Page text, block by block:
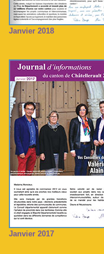
Janvier 2018
Janvier 2017